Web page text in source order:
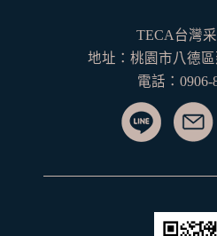
TECA台灣
地址：桃園市八德
電話：0906-